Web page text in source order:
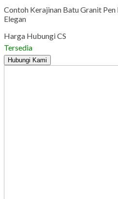
Contoh Kerajinan Batu Granit
Elegan
Harga Hubungi CS
Tersedia
Hubungi Kami